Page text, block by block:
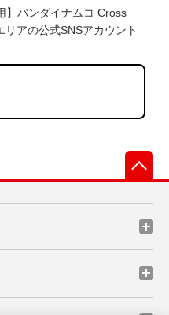
】バンダイナムコ Cross
アの公式SNSアカウント